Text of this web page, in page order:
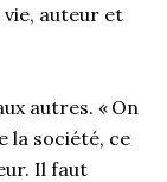
auteur et
autres. « On
la société, ce
Il faut